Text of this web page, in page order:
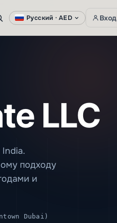
Русский · AED Вход
LLC
India.
подходу
и
Dubai)